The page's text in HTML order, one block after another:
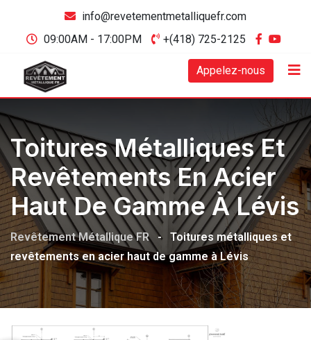
info@revetementmetalliquefr.com
09:00AM - 17:00PM
+(418) 725-2125
Appelez-nous
Toitures Métalliques Et
Revêtements En Acier
Haut De Gamme À Lévis
Revêtement Métallique FR - Toitures métalliques et
revêtements en acier haut de gamme à Lévis